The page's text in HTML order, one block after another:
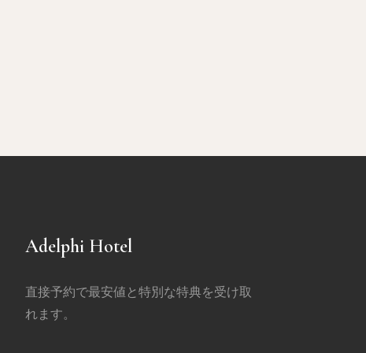
Adelphi Hotel
直接予約で最安値と特別な特典を受け取
れます。